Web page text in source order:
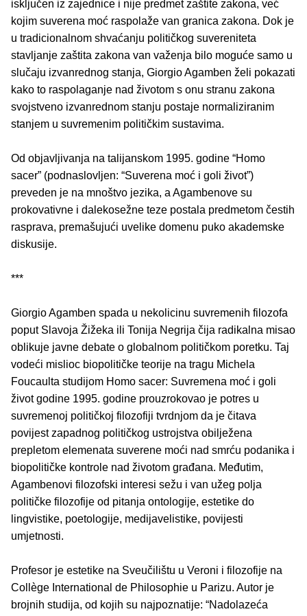
isključen iz zajednice i nije predmet zaštite zakona, već
kojim suverena moć raspolaže van granica zakona. Dok je
u tradicionalnom shvaćanju političkog suvereniteta
stavljanje zaštita zakona van važenja bilo moguće samo u
slučaju izvanrednog stanja, Giorgio Agamben želi pokazati
kako to raspolaganje nad životom s onu stranu zakona
svojstveno izvanrednom stanju postaje normaliziranim
stanjem u suvremenim političkim sustavima.
Od objavljivanja na talijanskom 1995. godine “Homo
sacer” (podnaslovljen: “Suverena moć i goli život”)
preveden je na mnoštvo jezika, a Agambenove su
prokovativne i dalekosežne teze postala predmetom čestih
rasprava, premašujući uvelike domenu puko akademske
diskusije.
***
Giorgio Agamben spada u nekolicinu suvremenih filozofa
poput Slavoja Žižeka ili Tonija Negrija čija radikalna misao
oblikuje javne debate o globalnom političkom poretku. Taj
vodeći mislioc biopolitičke teorije na tragu Michela
Foucaulta studijom Homo sacer: Suvremena moć i goli
život godine 1995. godine prouzrokovao je potres u
suvremenoj političkoj filozofiji tvrdnjom da je čitava
povijest zapadnog političkog ustrojstva obilježena
prepletom elemenata suverene moći nad smrću podanika i
biopolitičke kontrole nad životom građana. Međutim,
Agambenovi filozofski interesi sežu i van užeg polja
političke filozofije od pitanja ontologije, estetike do
lingvistike, poetologije, medijavelistike, povijesti
umjetnosti.
Profesor je estetike na Sveučilištu u Veroni i filozofije na
Collège International de Philosophie u Parizu. Autor je
brojnih studija, od kojih su najpoznatije: “Nadolazeća